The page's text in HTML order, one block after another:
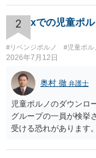
めること。二 青少年
年に対し対償を供与し
当該青少年に係る児
定めており、児童ポル
とされています。 そ
ろ脅してないにしろ、
すので、逮捕される可
ては結論が変わりうる
るための方策などもご
のがよろしいかと思い
除等を求めることは避
2 xでの児童ポ
#リベンジポルノ #児童ポル
2026年7月12日
奥村 徹 弁護士
児童ポルノのダウンロ
グループの一員が検挙
受ける恐れがありま
は珍しくない）、これ